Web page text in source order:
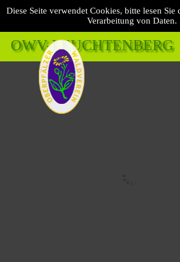
Diese Seite verwendet Cookies, bitte lesen
Verarbeitung von Daten.
OWV-LEUCHTENBERG